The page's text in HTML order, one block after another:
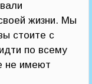
жизни. Мы
стоите с
по всему
не имеют